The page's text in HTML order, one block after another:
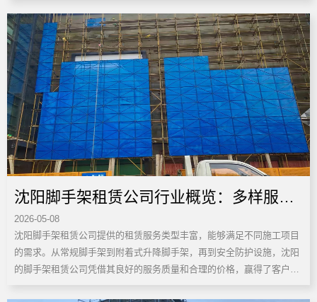
沈阳脚手架租赁公司行业概览：多样服务
满足不同需求
2026-05-08
沈阳脚手架租赁公司提供的租赁服务类型丰富，能够满足不同施工项目
的需求。从常规脚手架到附着式升降脚手架，再到安全防护设施，沈阳
的脚手架租赁公司凭借其良好的服务质量和合理的价格，赢得了客户的